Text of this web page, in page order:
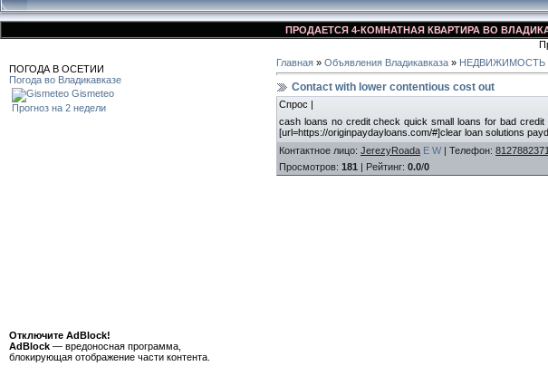
ПРОДАЕТСЯ 4-КОМНАТНАЯ КВАРТИРА ВО
ПОГОДА В ОСЕТИИ
Погода во Владикавказе
Gismeteo
Прогноз на 2 недели
Отключите AdBlock!
AdBlock — вредоносная программа,
блокирующая отображение части контента.
Главная » Объявления Владикавказа » НЕДВИЖИМОСТЬ
Contact with lower contentious cost out
Спрос |
cash loans no credit check quick small loans for bad
[url=https://originpaydayloans.com/#]clear loan solutions
Контактное лицо: JerezyRoada E W | Телефон:
Просмотров: 181 | Рейтинг: 0.0/0